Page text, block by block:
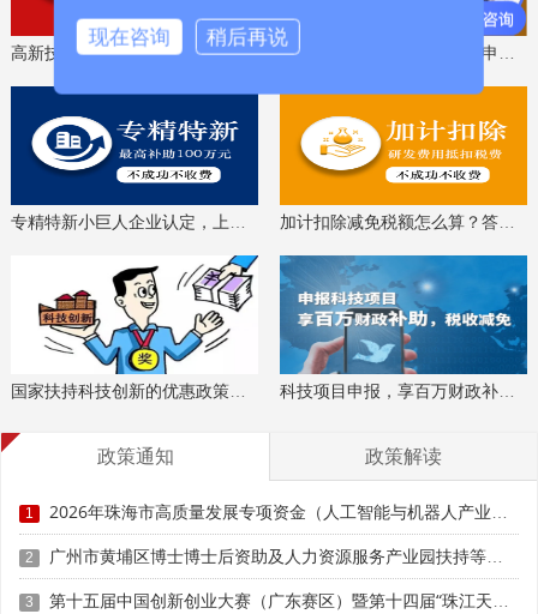
品领域具有丰富的工作经验。
无知识产权纠纷。产品质量可靠，符合相关国家标准、行业
标准或团体标准，属于国家规定强制性市场准入要求范围的
应获得相应准入资格。产品均应符合国家关于人工智能有关
法律法规和伦理监管政策。
(三)智能终端包括智能生活终端、智能打印设备、智能
穿戴设备、智能机器人、智能交通终端、智能健康终端、工
业智能终端等具备智能操作系统，具备感知理解、自然交互
能力，能够提供人工智能服务，关键性能指标处于行业先进
水平，并已实现产业化应用。每家企业限选一款终端产品进
行申报。
(四)单个产品从2025年1月1日开始年销售额(不含税)超
过500万元。
(五)鼓励企业使用北斗独立定位技术，改善产品性能，
提升用户体验。
高新技术企业认定，免费评估，通过后再收费
加计扣除减免税额怎么算？答疑解惑、咨询培训
国家扶持科技创新的优惠政策，索取资料、解读政策 科技项目申报，享百万财政补贴，减免40%所得税
政策通知 政策解读
1 2026年珠海市高质量发展专项资金（人工智能与机器人产业发展用途）第二批项目征集申报时间、条件要求、补助奖励
2 广州市黄埔区博士博士后资助及人力资源服务产业园扶持等政策兑现申报时间、条件要求、补助奖励
3 第十五届中国创新创业大赛（广东赛区）暨第十四届“珠江天使杯”科技创新创业大赛参赛时间、条件要求、扶持奖励
现在咨询 稍后再说